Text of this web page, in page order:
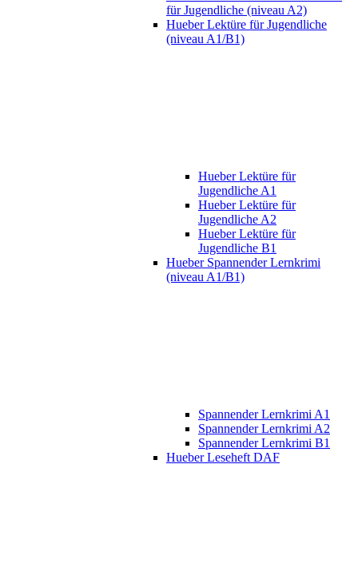
für Jugendliche (niveau A2)
Hueber Lektüre für Jugendliche
(niveau A1/B1)
Hueber Lektüre für
Jugendliche A1
Hueber Lektüre für
Jugendliche A2
Hueber Lektüre für
Jugendliche B1
Hueber Spannender Lernkrimi
(niveau A1/B1)
Spannender Lernkrimi A1
Spannender Lernkrimi A2
Spannender Lernkrimi B1
Hueber Leseheft DAF